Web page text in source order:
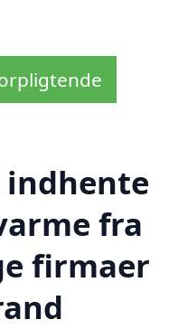
indhente
fra
firmaer